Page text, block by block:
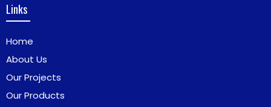
Links
Home
About Us
Our Projects
Our Products